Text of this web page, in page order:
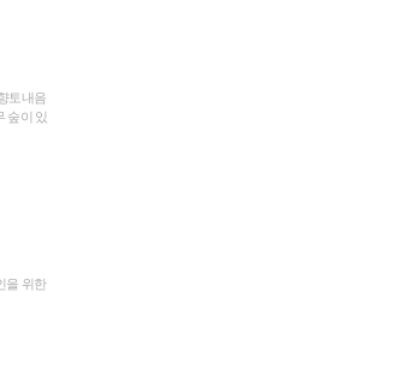
토내음
숲이 있
을 위한